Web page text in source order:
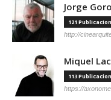
Jorge
121
http://
Miquel
113
https://